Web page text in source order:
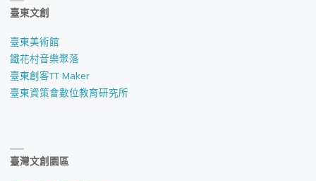
臺東文創
臺東美術館
鐵花村音樂聚落
臺東創客TT Maker
臺東資策會數位教育研究所
臺灣文創園區